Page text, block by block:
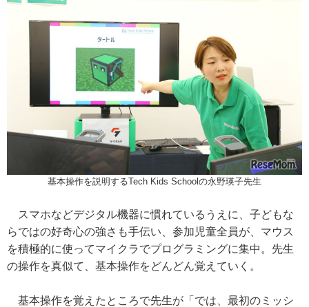
基本操作を説明するTech Kids Schoolの永野瑛子先生
スマホなどデジタル機器に慣れているうえに、子どもな
らではの好奇心の強さも手伝い、参加児童全員が、マウス
を積極的に使ってマイクラでプログラミングに集中。先生
の操作を真似て、基本操作をどんどん覚えていく。
基本操作を覚えたところで先生が「では、最初のミッシ